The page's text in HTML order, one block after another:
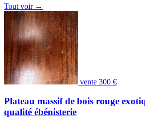
Tout voir →
vente300 €
Plateau massif de bois rouge
qualité ébénisterie